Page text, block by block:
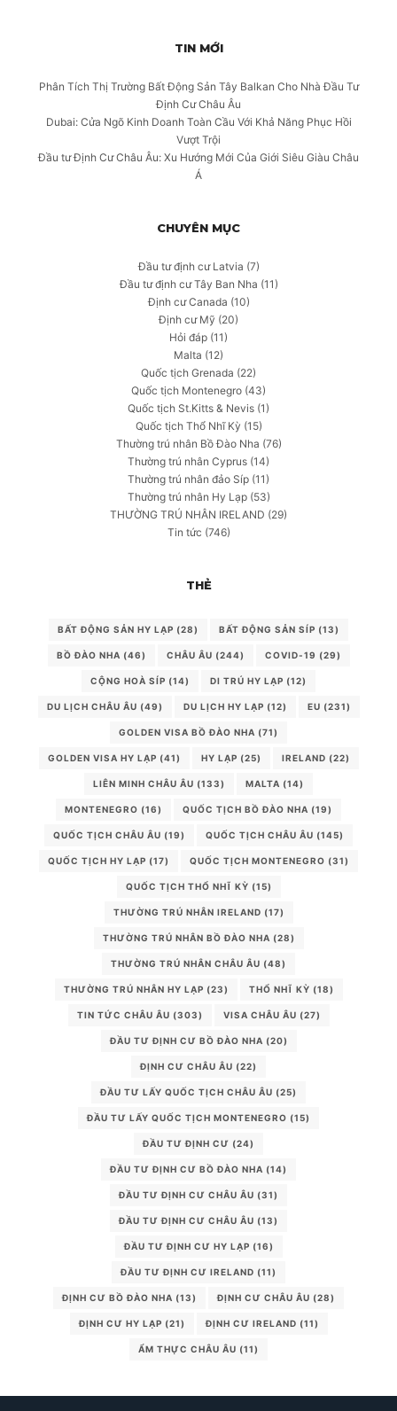
TIN MỚI
Phân Tích Thị Trường Bất Động Sản Tây Balkan Cho Nhà Đầu Tư
Định Cư Châu Âu
Dubai: Cửa Ngõ Kinh Doanh Toàn Cầu Với Khả Năng Phục Hồi
Vượt Trội
Đầu tư Định Cư Châu Âu: Xu Hướng Mới Của Giới Siêu Giàu Châu
Á
CHUYÊN MỤC
Đầu tư định cư Latvia (7)
Đầu tư định cư Tây Ban Nha (11)
Định cư Canada (10)
Định cư Mỹ (20)
Hỏi đáp (11)
Malta (12)
Quốc tịch Grenada (22)
Quốc tịch Montenegro (43)
Quốc tịch St.Kitts & Nevis (1)
Quốc tịch Thổ Nhĩ Kỳ (15)
Thường trú nhân Bồ Đào Nha (76)
Thường trú nhân Cyprus (14)
Thường trú nhân đảo Síp (11)
Thường trú nhân Hy Lạp(53)
THƯỜNG TRÚ NHÂN IRELAND (29)
Tin tức (746)
THẺ
BẤT ĐỘNG SẢN HY LẠP (28) BẤT ĐỘNG SẢN SÍP (13)
BỒ ĐÀO NHA (46) CHÂU ÂU (244) COVID-19 (29)
CỘNG HOÀ SÍP (14) DI TRÚ HY LẠP (12)
DU LỊCH CHÂU ÂU (49) DU LỊCH HY LẠP (12) EU (231)
GOLDEN VISA BỒ ĐÀO NHA (71)
GOLDEN VISA HY LẠP (41) HY LẠP (25) IRELAND (22)
LIÊN MINH CHÂU ÂU (133) MALTA (14)
MONTENEGRO (16) QUỐC TỊCH BỒ ĐÀO NHA (19)
QUỐC TỊCH CHÂU ÂU (19) QUỐC TỊCH CHÂU ÂU (145)
QUỐC TỊCH HY LẠP (17) QUỐC TỊCH MONTENEGRO (31)
QUỐC TỊCH THỔ NHĨ KỲ (15)
THƯỜNG TRÚ NHÂN IRELAND (17)
THƯỜNG TRÚ NHÂN BỒ ĐÀO NHA (28)
THƯỜNG TRÚ NHÂN CHÂU ÂU (48)
THƯỜNG TRÚ NHÂN HY LẠP (23) THỔ NHĨ KỲ (18)
TIN TỨC CHÂU ÂU (303) VISA CHÂU ÂU (27)
ĐẦU TƯ ĐỊNH CƯ BỒ ĐÀO NHA (20)
ĐỊNH CƯ CHÂU ÂU (22)
ĐẦU TƯ LẤY QUỐC TỊCH CHÂU ÂU (25)
ĐẦU TƯ LẤY QUỐC TỊCH MONTENEGRO (15)
ĐẦU TƯ ĐỊNH CƯ (24)
ĐẦU TƯ ĐỊNH CƯ BỒ ĐÀO NHA (14)
ĐẦU TƯ ĐỊNH CƯ CHÂU ÂU (31)
ĐẦU TƯ ĐỊNH CƯ CHÂU ÂU (13)
ĐẦU TƯ ĐỊNH CƯ HY LẠP (16)
ĐẦU TƯ ĐỊNH CƯ IRELAND (11)
ĐỊNH CƯ BỒ ĐÀO NHA (13) ĐỊNH CƯ CHÂU ÂU (28)
ĐỊNH CƯ HY LẠP (21) ĐỊNH CƯ IRELAND (11)
ẨM THỰC CHÂU ÂU (11)